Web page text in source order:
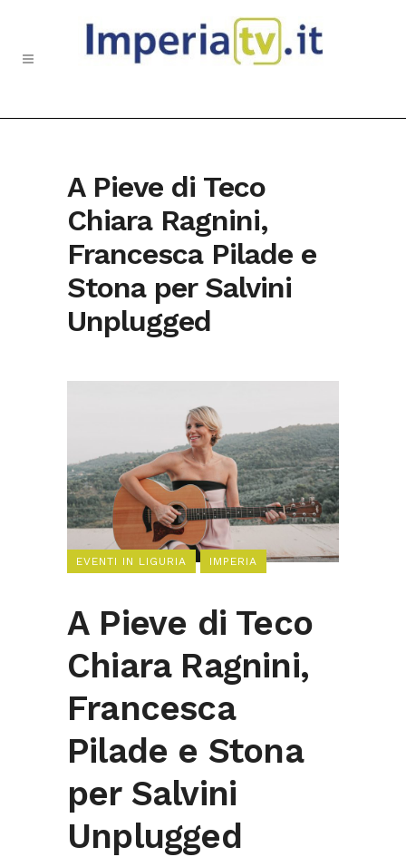
A Pieve di Teco
Chiara Ragnini,
Francesca Pilade e
Stona per Salvini
Unplugged
EVENTI IN LIGURIA IMPERIA
A Pieve di Teco
Chiara Ragnini,
Francesca
Pilade e Stona
per Salvini
Unplugged